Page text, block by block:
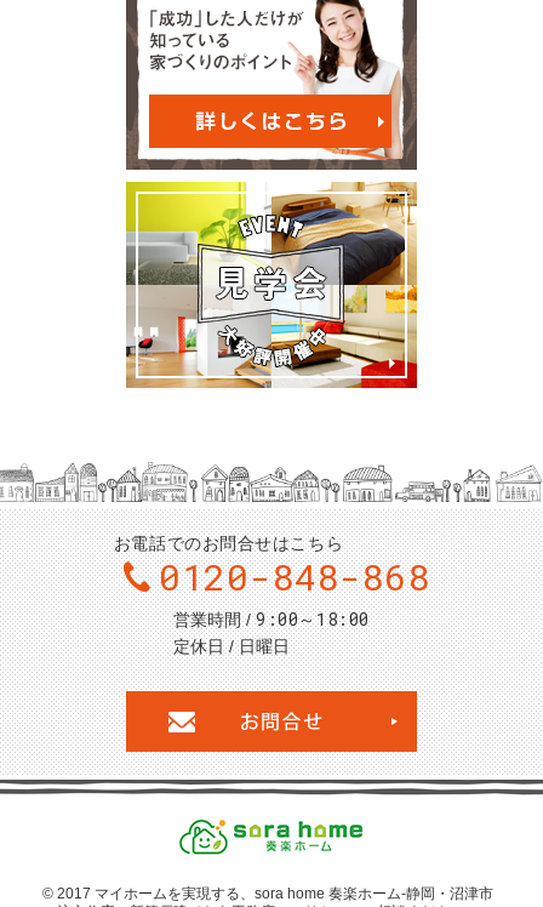
お電話でのお問合せはこちら
0120-848-868
営業時間 9:00～18:00
定休日 日曜日
お問合せ・ご
© 2017 マイホームを実現する、sora home 奏楽ホーム‐静岡・沼津市